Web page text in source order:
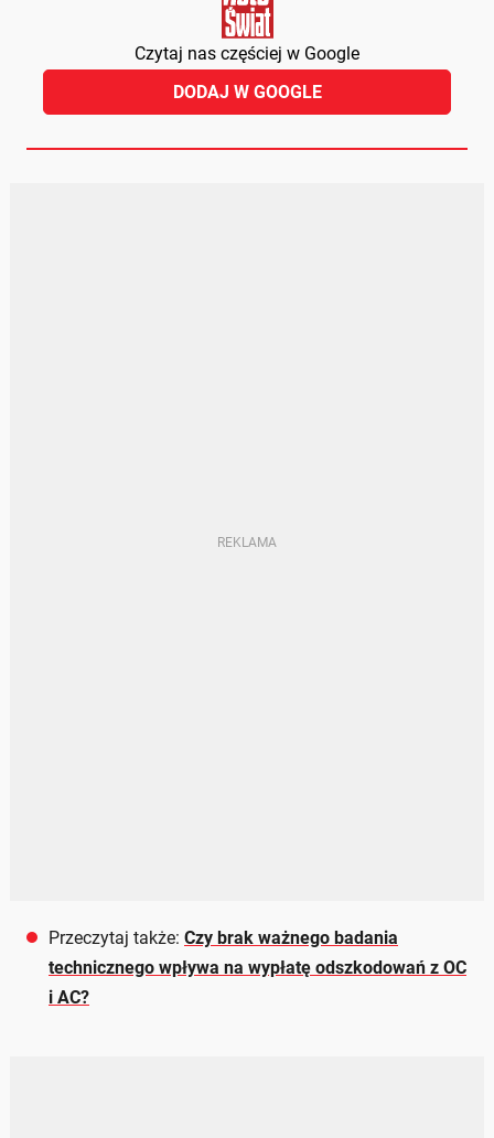
Czytaj nas częściej w Google
DODAJ W GOOGLE
Przeczytaj także: Czy brak ważnego badania
technicznego wpływa na wypłatę odszkodowań z OC
i AC?